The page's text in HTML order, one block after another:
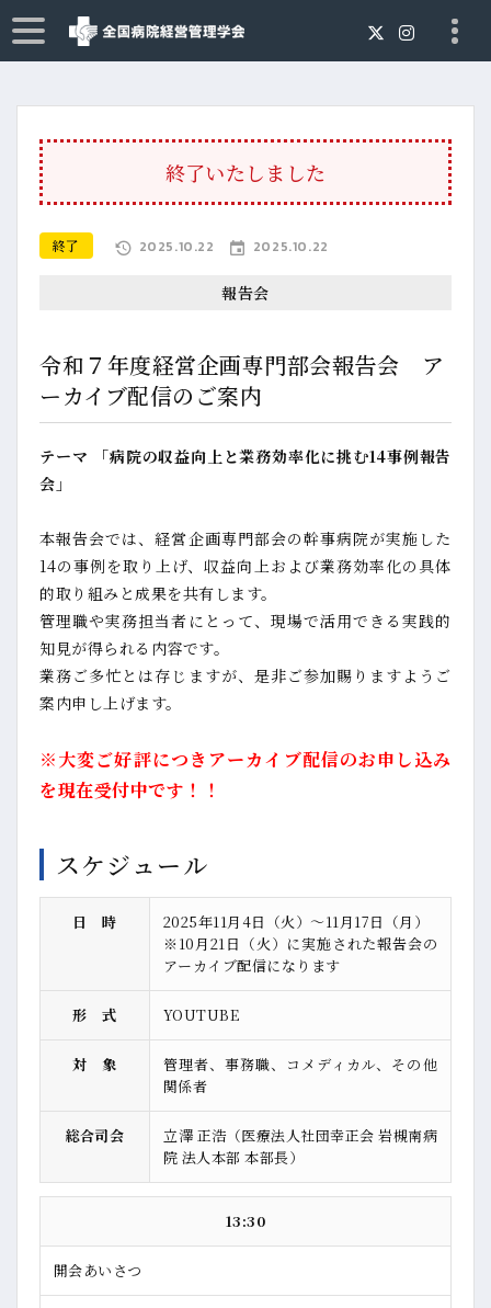
終了いたしました
終了 2025.10.22 2025.10.22
報告会
令和７年度経営企画専門部会報告会 ア
ーカイブ配信のご案内
テーマ 「病院の収益向上と業務効率化に挑む14事例報告
会」
本報告会では、経営企画専門部会の幹事病院が実施した
14の事例を取り上げ、収益向上および業務効率化の具体
的取り組みと成果を共有します。
管理職や実務担当者にとって、現場で活用できる実践的
知見が得られる内容です。
業務ご多忙とは存じますが、是非ご参加賜りますようご
案内申し上げます。
※大変ご好評につきアーカイブ配信のお申し込み
を現在受付中です！！
スケジュール
日 時
2025年11月4日（火）～11月17日（月）
※10月21日（火）に実施された報告会の
アーカイブ配信になります
形 式 YOUTUBE
対 象
管理者、事務職、コメディカル、その他
関係者
総合司会
立澤 正浩（医療法人社団幸正会 岩槻南病
院 法人本部 本部長）
13:30
開会あいさつ